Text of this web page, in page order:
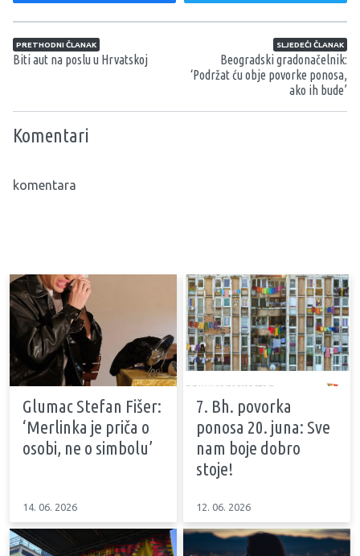
Navigacija članaka
PRETHODNI ČLANAK
Biti aut na poslu u Hrvatskoj
SLJEDEĆI ČLANAK
Beogradski gradonačelnik:
‘Podržat ću obje povorke ponosa,
ako ih bude’
Komentari
komentara
Glumac Stefan Fišer:
‘Merlinka je priča o
osobi, ne o simbolu’
14. 06. 2026
7. Bh. povorka
ponosa 20. juna: Sve
nam boje dobro
stoje!
12. 06. 2026